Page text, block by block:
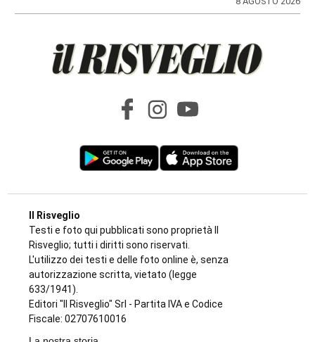
8 AGOSTO 2026
Il Risveglio
Testi e foto qui pubblicati sono proprietà Il
Risveglio; tutti i diritti sono riservati.
L'utilizzo dei testi e delle foto online è, senza
autorizzazione scritta, vietato (legge